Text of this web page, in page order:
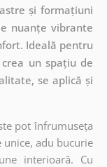
și formațiuni
nuanțe vibrante
Ideală pentru
un spațiu de
se aplică și
pot înfrumuseța
unice, adu bucurie
interioară. Cu